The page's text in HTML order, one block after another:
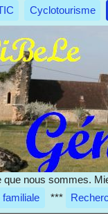
Cyclotourisme
que nous sommes.
familiale ***